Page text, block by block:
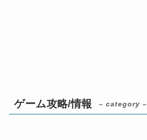
ゲーム攻略/情報 – category –